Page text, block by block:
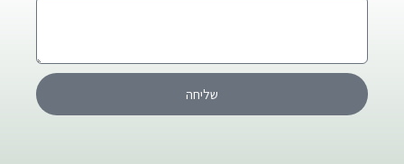
שליחה